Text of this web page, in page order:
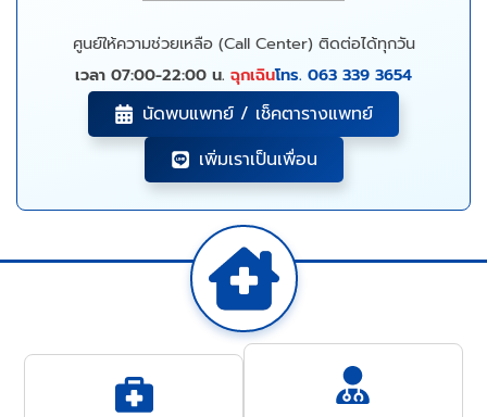
ศูนย์ให้ความช่วยเหลือ (Call Center) ติดต่อได้ทุกวัน
เวลา 07:00-22:00 น. ฉุกเฉินโทร. 063 339 3654
นัดพบแพทย์ / เช็คตารางแพทย์
เพิ่มเราเป็นเพื่อน